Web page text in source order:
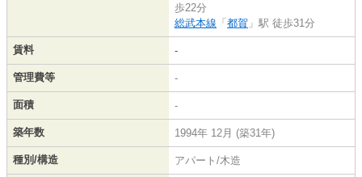
歩22分
総武本線 「 都賀 」駅 徒歩31分
賃料 -
管理費等 -
面積 -
築年数 1994年 12月 (築31年)
種別/構造 アパート/木造